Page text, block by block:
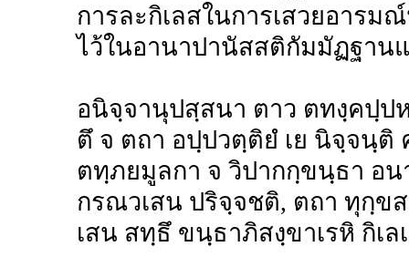
การละกิเลสในการเสวยอาร
ไว้ในอานาปานัสสติกัมมัฏฐาน
อนิจฺจานุปสฺสนา ตาว ตทงฺคปฺ
ตึ จ ตถา อปฺปวตฺติยํ เย นิจฺจนฺติ
ตทฺภยมูลกา จ วิปากกฺขนฺธา อน
กรณวเสน ปริจฺจชติ, ตถา ทุกฺข
เสน สทฺธึ ขนฺธาภิสงฺขาเรหิ กิเล